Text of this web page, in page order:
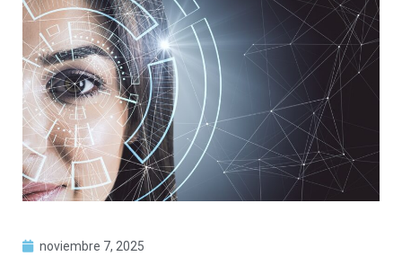
noviembre 7, 2025